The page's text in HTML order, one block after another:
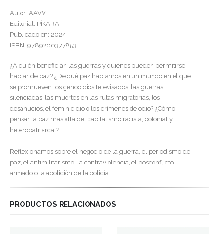
Autor: AAVV
Editorial: PÍKARA
Publicado en: 2024
ISBN: 9789200377853
¿A quién benefician las guerras y quiénes pueden permitirse
hablar de paz? ¿De qué paz hablamos en un mundo en el que
se promueven los genocidios televisados, las guerras
silenciadas, las muertes en las rutas migratorias, los
desahucios, el feminicidio o los crímenes de odio? ¿Cómo
pensar la paz más allá del capitalismo racista, colonial y
heteropatriarcal?
Reflexionamos sobre el negocio de la guerra, el periodismo de
paz, el antimilitarismo, la contraviolencia, el posconflicto
armado o la abolición de la policía.
PRODUCTOS RELACIONADOS